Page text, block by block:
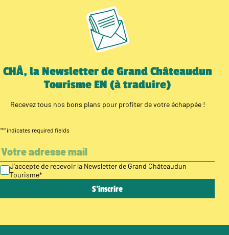
CHÂ, la Newsletter de Grand Châteaudun
Tourisme EN (à traduire)
Recevez tous nos bons plans pour profiter de votre échappée !
"*" indicates required fields
J’accepte de recevoir la Newsletter de Grand Châteaudun
Tourisme*